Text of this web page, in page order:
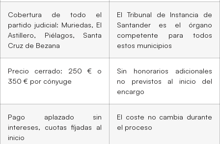
Cobertura de todo el
partido judicial: Muriedas, El
Astillero, Piélagos, Santa
Cruz de Bezana
El Tribunal de Instancia de
Santander es el órgano
competente para todos
estos municipios
Precio cerrado: 250 € o
350 € por cónyuge
Sin honorarios adicionales
no previstos al inicio del
encargo
Pago aplazado sin
intereses, cuotas fijadas al
inicio
El coste no cambia durante
el proceso